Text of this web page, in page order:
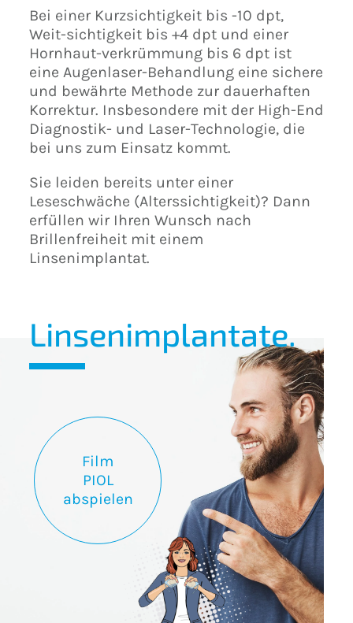
Bei einer Kurzsichtigkeit bis -10 dpt,
Weit-sichtigkeit bis +4 dpt und einer
Hornhaut-verkrümmung bis 6 dpt ist
eine Augenlaser-Behandlung eine sichere
und bewährte Methode zur dauerhaften
Korrektur. Insbesondere mit der High-End
Diagnostik- und Laser-Technologie, die
bei uns zum Einsatz kommt.
Sie leiden bereits unter einer
Leseschwäche (Alterssichtigkeit)? Dann
erfüllen wir Ihren Wunsch nach
Brillenfreiheit mit einem
Linsenimplantat.
Film
PIOL
abspielen
Linsenimplantate.